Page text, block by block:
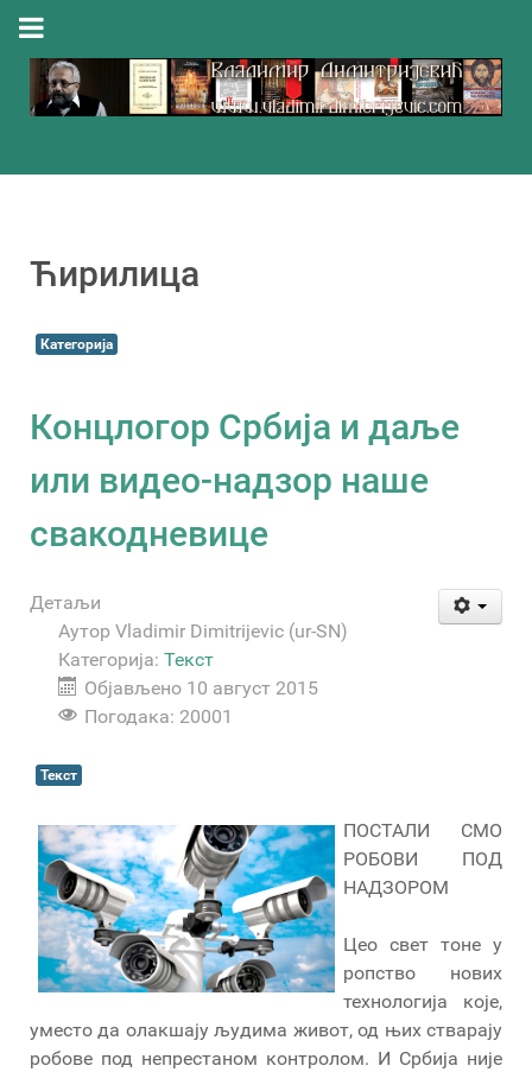
Ћирилица
Категорија
Концлогор Србија и даље
или видео-надзор наше
свакодневице
Детаљи
Аутор Vladimir Dimitrijevic (ur-SN)
Категорија: Текст
Објављено 10 август 2015
Погодака: 20001
Текст
ПОСТАЛИ СМО
РОБОВИ ПОД
НАДЗОРОМ
Цео свет тоне у
ропство нових
технологија које,
уместо да олакшају људима живот, од њих стварају
робове под непрестаном контролом. И Србија није